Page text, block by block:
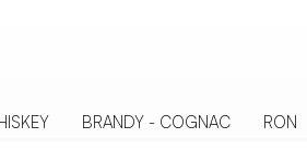
BRANDY - COGNAC RON